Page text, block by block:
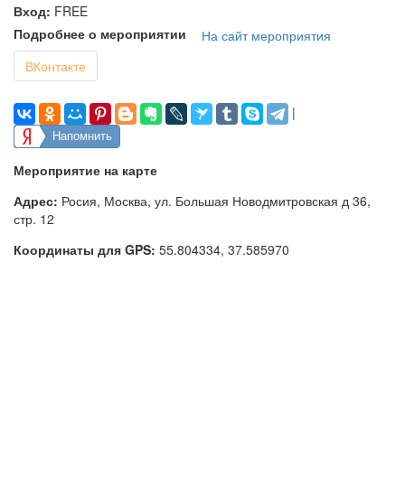
Вход: FREE
Подробнее о мероприятии
На сайт мероприятия
ВКонтакте
|
Напомнить
Мероприятие на карте
Адрес: Росия, Москва, ул. Большая Новодмитровская д 36,
стр. 12
Координаты для GPS: 55.804334, 37.585970